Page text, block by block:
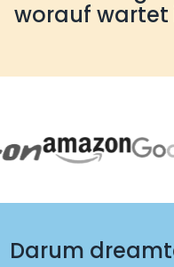
worauf wartet
Darum